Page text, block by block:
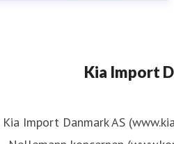
Kia Import
Kia Import Danmark AS